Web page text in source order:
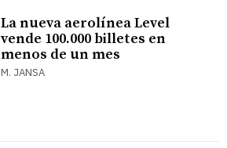
La nueva aerolínea Level
vende 100.000 billetes en
menos de un mes
M. JANSA